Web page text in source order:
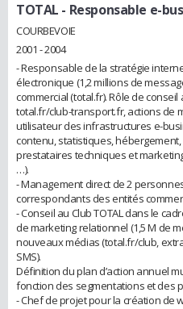
TOTAL - Responsable e-
COURBEVOIE
2001 - 2004
- Responsable de la stratégie
électronique (1,2 millions de
commercial (total.fr). Rôle de
total.fr/club-transport.fr, actions de
utilisateur des infrastructures e-
contenu, statistiques,
prestataires techniques et
…).
- Management direct de 2
correspondants des entités
- Conseil au Club TOTAL dans le
de marketing relationnel (1,5 M de
nouveaux médias (total.fr/club,
SMS).
Définition du plan d’action annuel
fonction des segmentations et des
- Chef de projet pour la création de